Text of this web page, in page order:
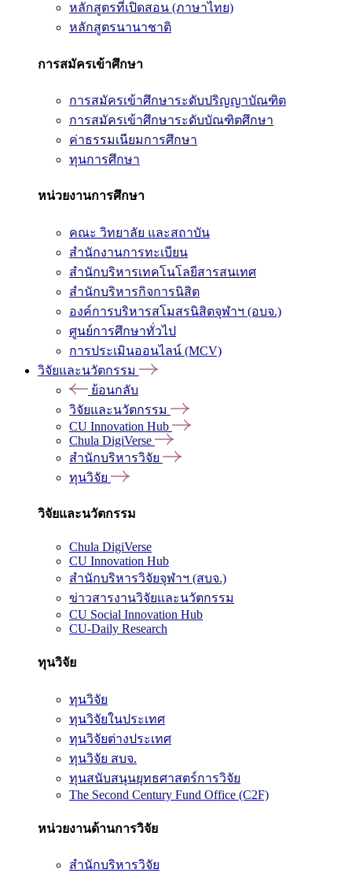
หลักสูตรที่เปิดสอน (ภาษาไทย)
หลักสูตรนานาชาติ
การสมัครเข้าศึกษา
การสมัครเข้าศึกษาระดับปริญญาบัณฑิต
การสมัครเข้าศึกษาระดับบัณฑิตศึกษา
ค่าธรรมเนียมการศึกษา
ทุนการศึกษา
หน่วยงานการศึกษา
คณะ วิทยาลัย และสถาบัน
สำนักงานการทะเบียน
สำนักบริหารเทคโนโลยีสารสนเทศ
สำนักบริหารกิจการนิสิต
องค์การบริหารสโมสรนิสิตจุฬาฯ (อบจ.)
ศูนย์การศึกษาทั่วไป
การประเมินออนไลน์ (MCV)
วิจัยและนวัตกรรม
ย้อนกลับ
วิจัยและนวัตกรรม
CU Innovation Hub
Chula DigiVerse
สำนักบริหารวิจัย
ทุนวิจัย
วิจัยและนวัตกรรม
Chula DigiVerse
CU Innovation Hub
สำนักบริหารวิจัยจุฬาฯ (สบจ.)
ข่าวสารงานวิจัยและนวัตกรรม
CU Social Innovation Hub
CU-Daily Research
ทุนวิจัย
ทุนวิจัย
ทุนวิจัยในประเทศ
ทุนวิจัยต่างประเทศ
ทุนวิจัย สบจ.
ทุนสนับสนุนยุทธศาสตร์การวิจัย
The Second Century Fund Office (C2F)
หน่วยงานด้านการวิจัย
สำนักบริหารวิจัย